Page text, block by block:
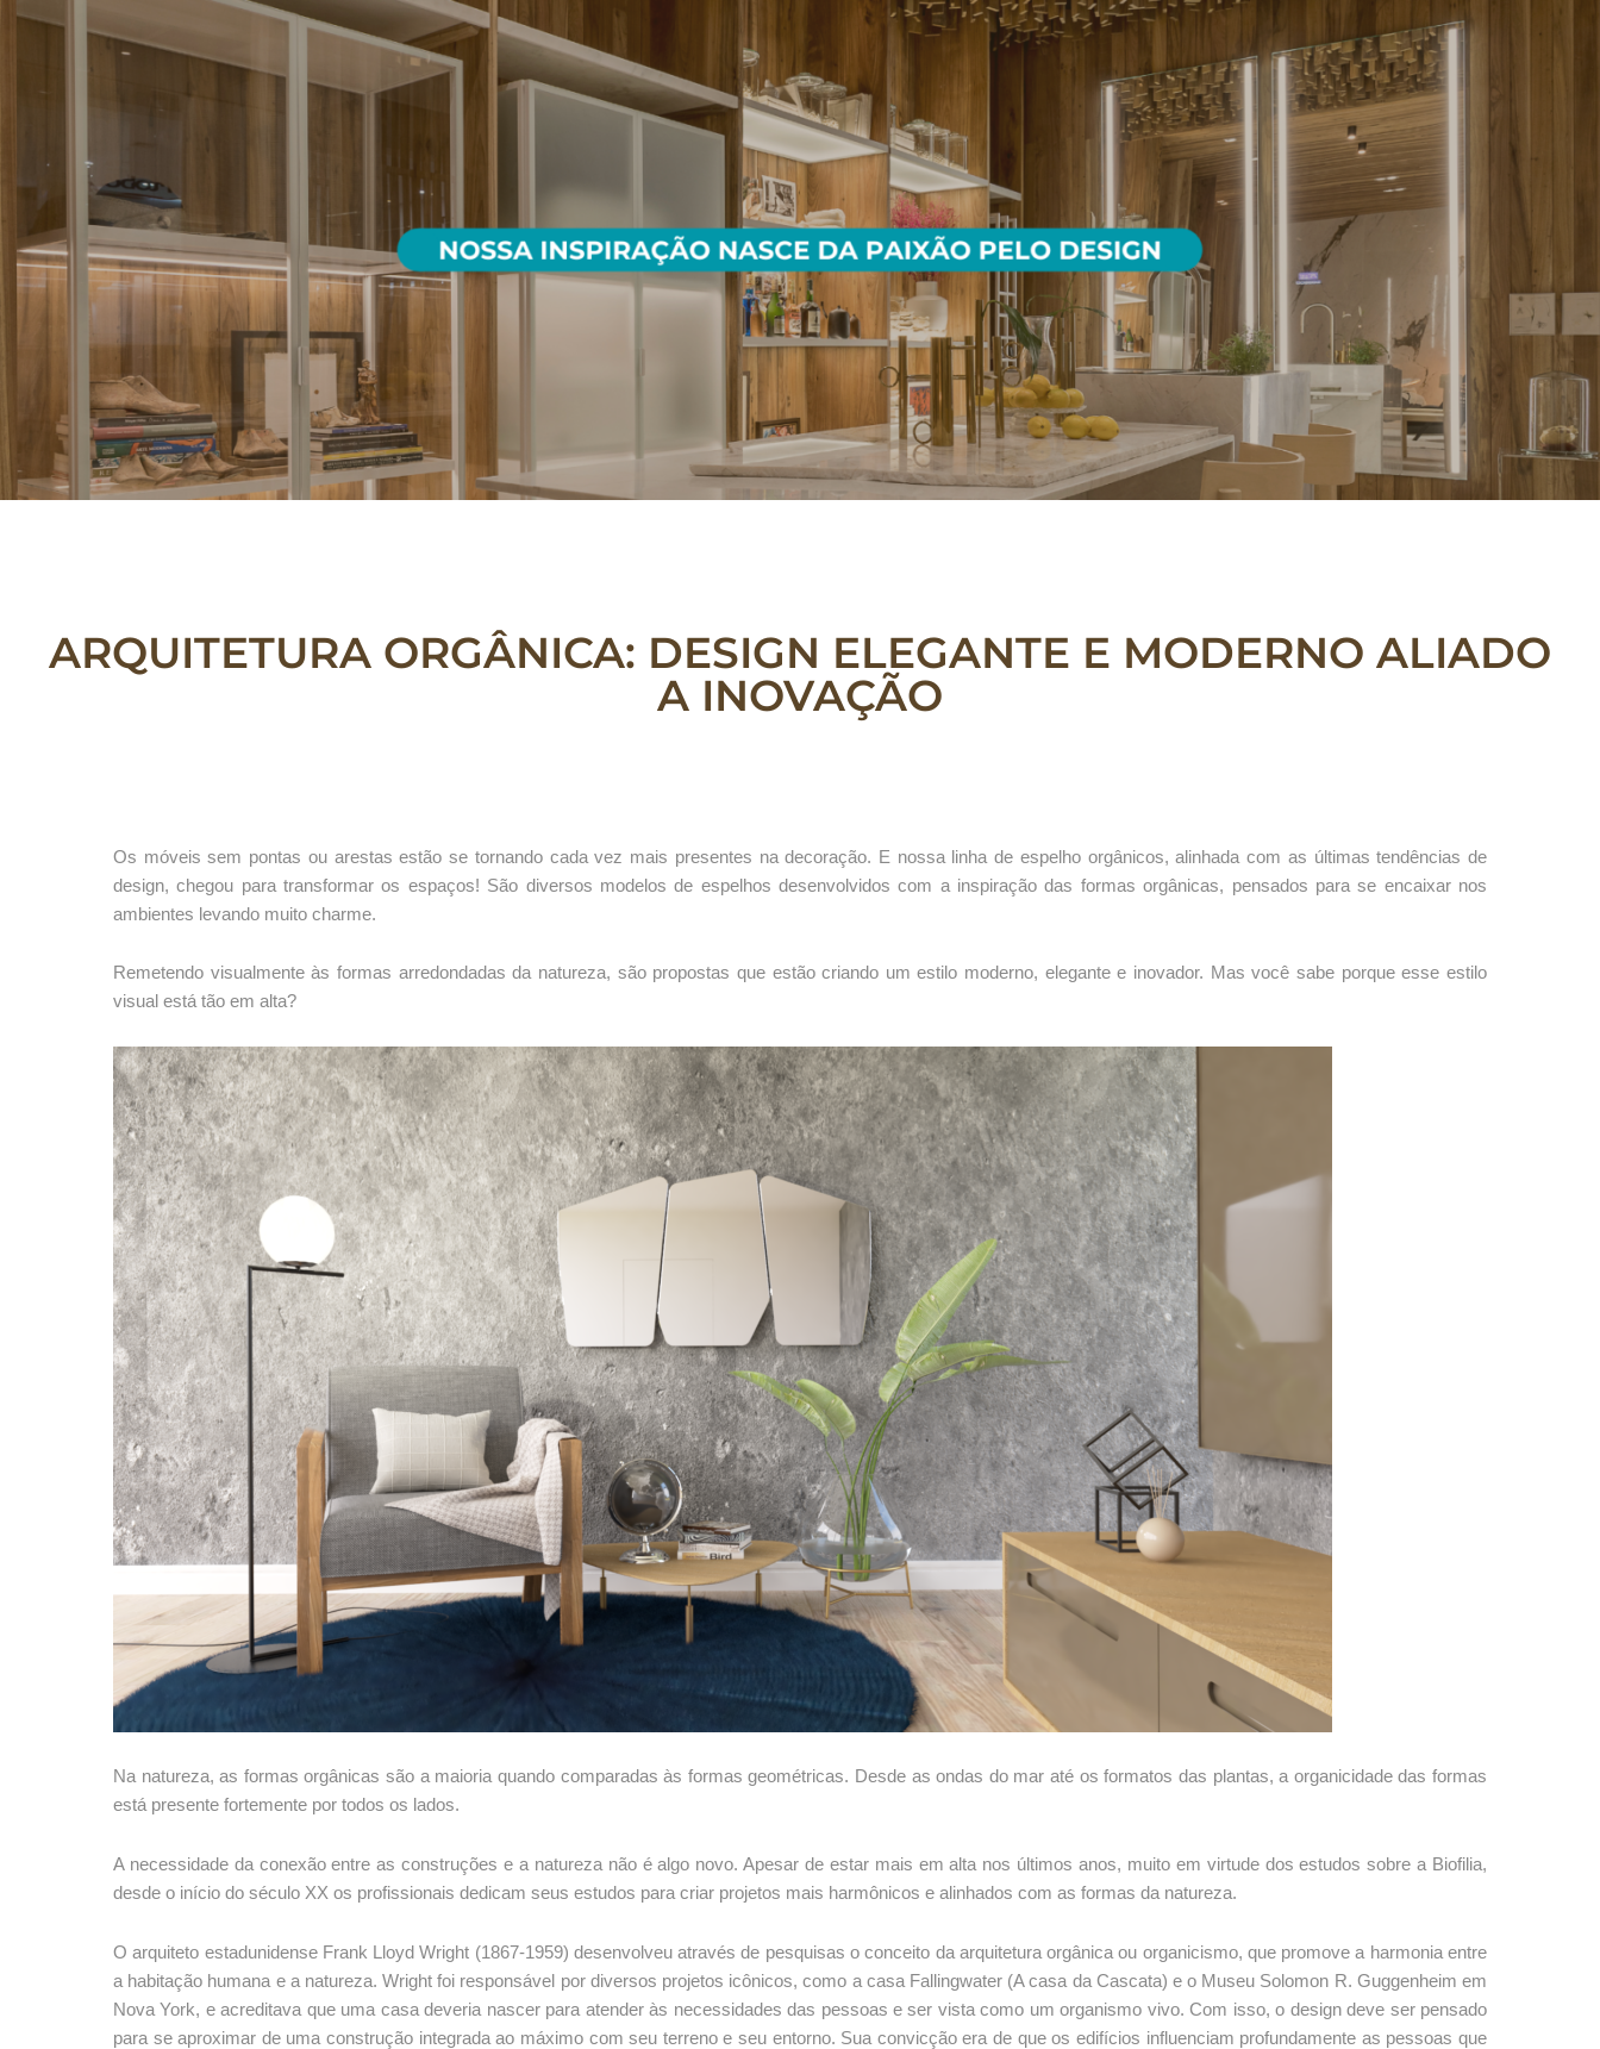
ARQUITETURA ORGÂNICA: DESIGN ELEGANTE E MODERNO ALIADO
A INOVAÇÃO
Os móveis sem pontas ou arestas estão se tornando cada vez mais presentes na decoração. E nossa linha de espelho orgânicos, alinhada com as últimas tendências de
design, chegou para transformar os espaços! São diversos modelos de espelhos desenvolvidos com a inspiração das formas orgânicas, pensados para se encaixar nos
ambientes levando muito charme.
Remetendo visualmente às formas arredondadas da natureza, são propostas que estão criando um estilo moderno, elegante e inovador. Mas você sabe porque esse estilo
visual está tão em alta?
Na natureza, as formas orgânicas são a maioria quando comparadas às formas geométricas. Desde as ondas do mar até os formatos das plantas, a organicidade das formas
está presente fortemente por todos os lados.
A necessidade da conexão entre as construções e a natureza não é algo novo. Apesar de estar mais em alta nos últimos anos, muito em virtude dos estudos sobre a Biofilia,
desde o início do século XX os profissionais dedicam seus estudos para criar projetos mais harmônicos e alinhados com as formas da natureza.
O arquiteto estadunidense Frank Lloyd Wright (1867-1959) desenvolveu através de pesquisas o conceito da arquitetura orgânica ou organicismo, que promove a harmonia entre
a habitação humana e a natureza. Wright foi responsável por diversos projetos icônicos, como a casa Fallingwater (A casa da Cascata) e o Museu Solomon R. Guggenheim em
Nova York, e acreditava que uma casa deveria nascer para atender às necessidades das pessoas e ser vista como um organismo vivo. Com isso, o design deve ser pensado
para se aproximar de uma construção integrada ao máximo com seu terreno e seu entorno. Sua convicção era de que os edifícios influenciam profundamente as pessoas que